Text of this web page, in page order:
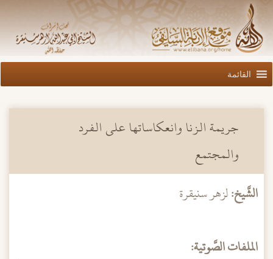
القائمة
جريمة الزنا وانعكاساتها على الفرد
والمجتمع
الشَّيخ:لزهر سنيقرة
الملفات الصَّوتية: